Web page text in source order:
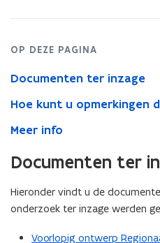
OP DEZE PAGINA
Documenten ter inzage
Hoe kunt u opmerkingen
Meer info
Documenten ter
Hieronder vindt u de
onderzoek ter inzage werden
Voorlopig ontwerp
(